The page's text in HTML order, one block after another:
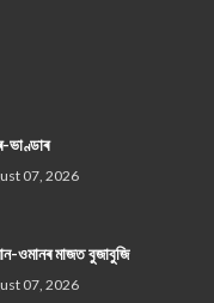
ভাণ্ডাৰ
07, 2026
ওমানৰ মাজত বুজাবুজি
07, 2026